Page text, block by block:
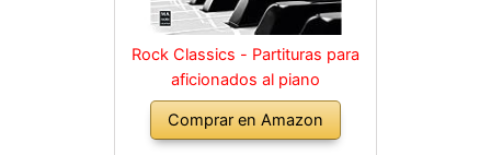
Rock Classics - Partituras para
aficionados al piano
Comprar en Amazon